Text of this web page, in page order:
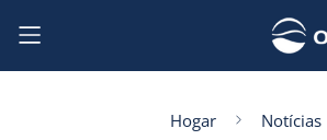
Hogar Notícias